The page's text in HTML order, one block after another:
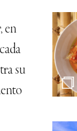
en
su